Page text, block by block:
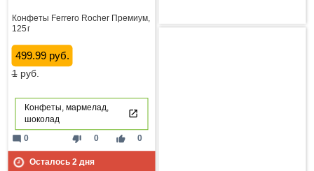
Конфеты Ferrero Rocher Премиум,
125 г
499.99 руб.
1руб.
Конфеты, мармелад,
шоколад
thumb_down 0 thumb_up 0
mode_comment 0
Осталось 2дня